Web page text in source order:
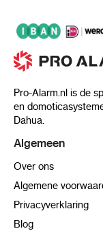
Pro-Alarm.nl is de
en
Dahua.
Algemeen
Over ons
Algemene
Privacyverklaring
Blog